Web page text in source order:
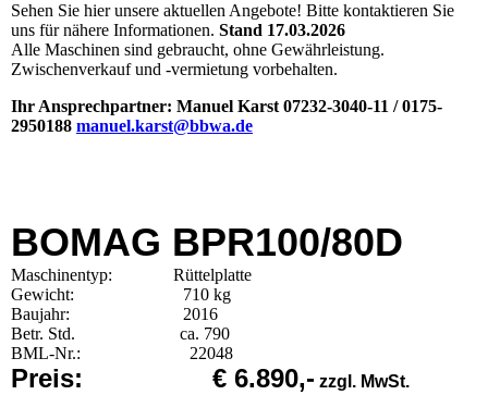
Sehen Sie hier unsere aktuellen Angebote! Bitte kontaktieren Sie
uns für nähere Informationen. Stand 17.03.2026
Alle Maschinen sind gebraucht, ohne Gewährleistung.
Zwischenverkauf und -vermietung vorbehalten.
Ihr Ansprechpartner: Manuel Karst 07232-3040-11 / 0175-
2950188 manuel.karst@bbwa.de
BOMAG BPR100/80D
Maschinentyp: Rüttelplatte
Gewicht: 710 kg
Baujahr: 2016
Betr. Std. ca. 790
BML-Nr.: 22048
Preis: € 6.890,- zzgl. MwSt.